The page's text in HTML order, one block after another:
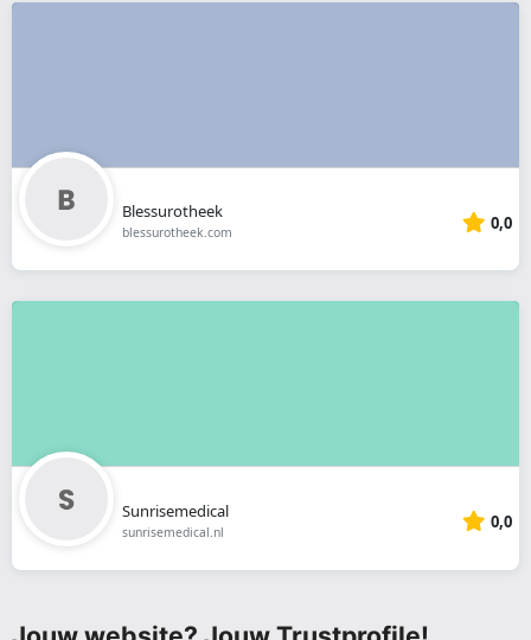
Blessurotheek
blessurotheek.com 0,0
Sunrisemedical
sunrisemedical.nl 0,0